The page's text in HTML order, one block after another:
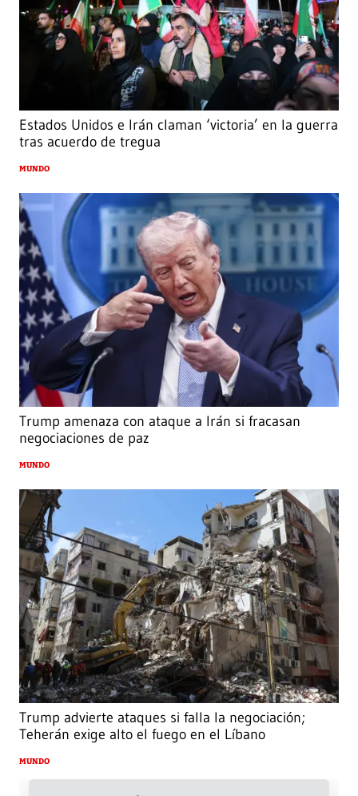
Estados Unidos e Irán claman ‘victoria’ en la guerra
tras acuerdo de tregua
MUNDO
Trump amenaza con ataque a Irán si fracasan
negociaciones de paz
MUNDO
Trump advierte ataques si falla la negociación;
Teherán exige alto el fuego en el Líbano
MUNDO